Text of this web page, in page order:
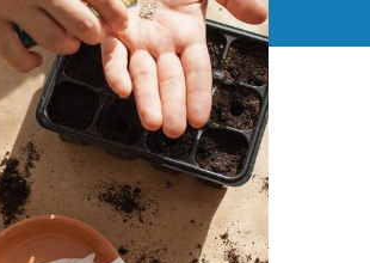
Menu